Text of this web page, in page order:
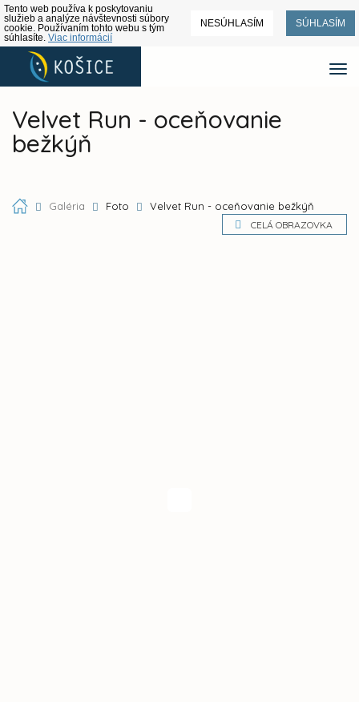
Tento web používa k poskytovaniu
služieb a analýze návštevnosti súbory
cookie. Používaním tohto webu s tým
súhlasíte. Viac informácií
NESÚHLASÍM SÚHLASÍM
Velvet Run - oceňovanie
bežkýň
Galéria Foto Velvet Run - oceňovanie bežkýň
CELÁ OBRAZOVKA